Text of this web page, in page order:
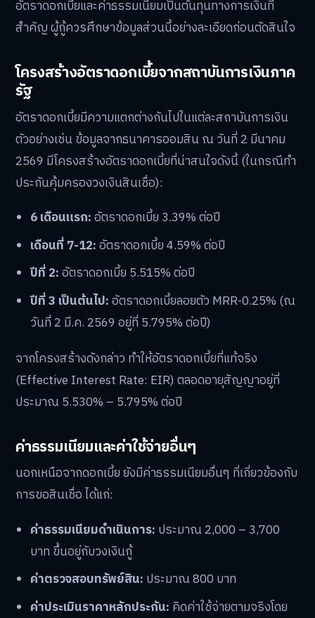
อัตราดอกเบี้ยและค่าธรรมเนียมเป็นต้นทุนทางการเงินที่
สำคัญ ผู้กู้ควรศึกษาข้อมูลส่วนนี้อย่างละเอียดก่อนตัดสินใจ
โครงสร้างอัตราดอกเบี้ยจากสถาบันการเงินภาค
รัฐ
อัตราดอกเบี้ยมีความแตกต่างกันไปในแต่ละสถาบันการเงิน
ตัวอย่างเช่น ข้อมูลจากธนาคารออมสิน ณ วันที่ 2 มีนาคม
2569 มีโครงสร้างอัตราดอกเบี้ยที่น่าสนใจดังนี้ (ในกรณีทำ
ประกันคุ้มครองวงเงินสินเชื่อ):
6 เดือนแรก:อัตราดอกเบี้ย 3.39% ต่อปี
เดือนที่ 7-12:อัตราดอกเบี้ย 4.59% ต่อปี
ปีที่ 2:อัตราดอกเบี้ย 5.515% ต่อปี
ปีที่ 3 เป็นต้นไป:อัตราดอกเบี้ยลอยตัว MRR-0.25% (ณ
วันที่ 2 มี.ค. 2569 อยู่ที่ 5.795% ต่อปี)
จากโครงสร้างดังกล่าว ทำให้อัตราดอกเบี้ยที่แท้จริง
(Effective Interest Rate: EIR) ตลอดอายุสัญญาอยู่ที่
ประมาณ 5.530% – 5.795% ต่อปี
ค่าธรรมเนียมและค่าใช้จ่ายอื่นๆ
นอกเหนือจากดอกเบี้ย ยังมีค่าธรรมเนียมอื่นๆ ที่เกี่ยวข้องกับ
การขอสินเชื่อ ได้แก่:
ค่าธรรมเนียมดำเนินการ: ประมาณ 2,000 – 3,700
บาท ขึ้นอยู่กับวงเงินกู้
ค่าตรวจสอบทรัพย์สิน: ประมาณ 800 บาท
ค่าประเมินราคาหลักประกัน: คิดค่าใช้จ่ายตามจริงโดย